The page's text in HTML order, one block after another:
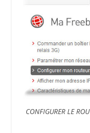
CONFIGURER LE